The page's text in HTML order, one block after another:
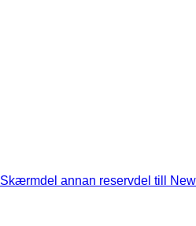
Skærmdel annan reservdel till New